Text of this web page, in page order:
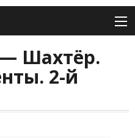
Шахтёр.
2-й